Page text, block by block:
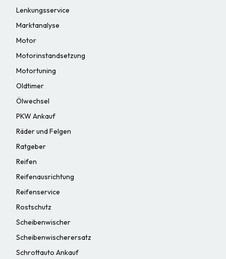
Lenkungsservice
Marktanalyse
Motor
Motorinstandsetzung
Motortuning
Oldtimer
Ölwechsel
PKW Ankauf
Räder und Felgen
Ratgeber
Reifen
Reifenausrichtung
Reifenservice
Rostschutz
Scheibenwischer
Scheibenwischerersatz
Schrottauto Ankauf